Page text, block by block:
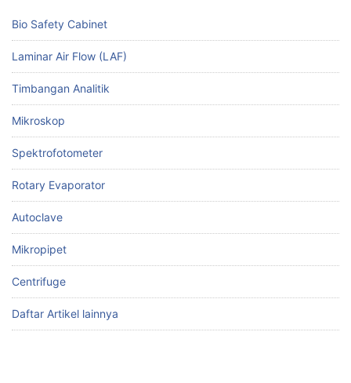
Bio Safety Cabinet
Laminar Air Flow (LAF)
Timbangan Analitik
Mikroskop
Spektrofotometer
Rotary Evaporator
Autoclave
Mikropipet
Centrifuge
Daftar Artikel lainnya